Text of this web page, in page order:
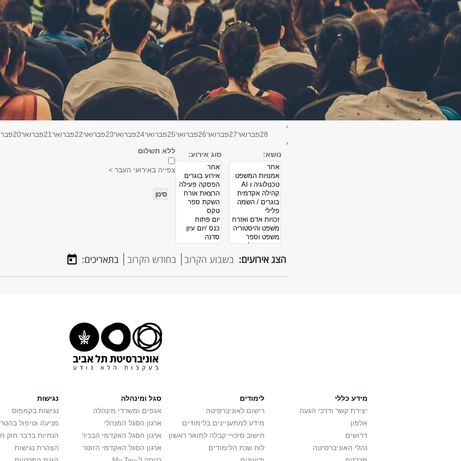
יום פתוח
כנס /יום עיון
סדנה
סדרת מפגשים
›
28פברואר27פברואר26פברואר25פברואר24פברואר23פברואר22פברואר21פברואר20
‹
נושא:
סוג אירוע: ללא תשלום
צפייה באירועי העבר >
הצג אירועים: בשבוע הקרוב בחודש הקרוב בתאריכים:
מידע כללי
יצירת קשר ודרכי הגעה
אלפון
דרושים
נהלי האוניברסיטה
לימודים
רישום לאוניברסיטה
מידע למתעניינים בלימודים
חישוב סיכויי קבלה לתואר ראשון
לוח שנת הלימודים
סגל ומינהלה
אגפים ומשרדי מינהלה
ארגון הסגל המנהלי
ארגון הסגל האקדמי הבכיר
ארגון הסגל האקדמי הזוטר
נגישות
נגישות בקמפוס
מניעה וטיפול
הנחיות בדבר חוק
הצהרת נגישות